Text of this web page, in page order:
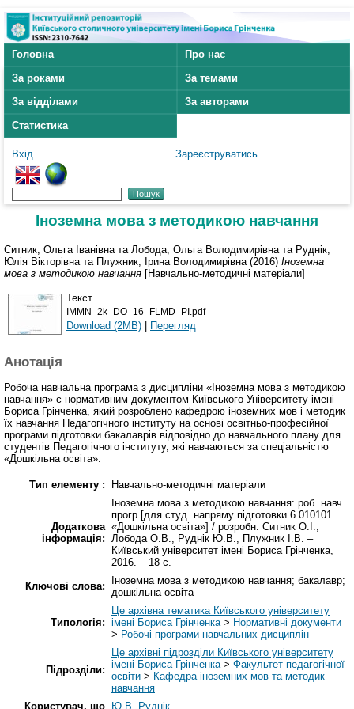
Головна
Про нас
За роками
За темами
За відділами
За авторами
Статистика
Вхід Зареєструватись
Іноземна мова з методикою навчання
Ситник, Ольга Іванівна та Лобода, Ольга Володимирівна та Руднік,
Юлія Вікторівна та Плужник, Ірина Володимирівна (2016) Іноземна
мова з методикою навчання [Навчально-методичні матеріали]
Текст
IMMN_2k_DO_16_FLMD_PI.pdf
Download (2MB) | Перегляд
Анотація
Робоча навчальна програма з дисципліни «Іноземна мова з методикою
навчання» є нормативним документом Київського Університету імені
Бориса Грінченка, який розроблено кафедрою іноземних мов і методик
їх навчання Педагогічного інституту на основі освітньо-професійної
програми підготовки бакалаврів відповідно до навчального плану для
студентів Педагогічного інституту, які навчаються за спеціальністю
«Дошкільна освіта».
Тип елементу : Навчально-методичні матеріали
Додаткова
інформація:
Іноземна мова з методикою навчання: роб. навч.
прогр [для студ. напряму підготовки 6.010101
«Дошкільна освіта»] / розробн. Ситник О.І.,
Лобода О.В., Руднік Ю.В., Плужник І.В. –
Київський університет імені Бориса Грінченка,
2016. – 18 с.
Ключові слова:
Іноземна мова з методикою навчання; бакалавр;
дошкільна освіта
Типологія:
Це архівна тематика Київського університету
імені Бориса Грінченка> Нормативні документи
> Робочі програми навчальних дисциплін
Підрозділи:
Це архівні підрозділи Київського університету
імені Бориса Грінченка> Факультет педагогічної
освіти > Кафедра іноземних мов та методик
навчання
Користувач, що
Ю.В. Руднік